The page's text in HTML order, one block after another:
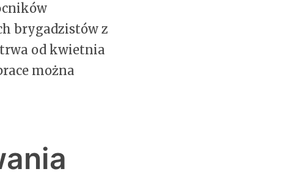
brygadzistów z
od kwietnia
można